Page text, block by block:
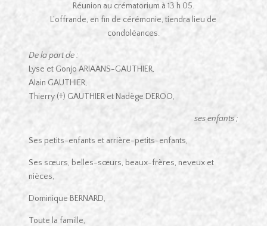
Réunion au crématorium à 13 h 05.
L’offrande, en fin de cérémonie, tiendra lieu de
condoléances.
De la part de :
Lyse et Gonjo ARIAANS-GAUTHIER,
Alain GAUTHIER,
Thierry (†) GAUTHIER et Nadège DEROO,
ses enfants ;
Ses petits-enfants et arrière-petits-enfants,
Ses sœurs, belles-sœurs, beaux-frères, neveux et
nièces,
Dominique BERNARD,
Toute la famille,